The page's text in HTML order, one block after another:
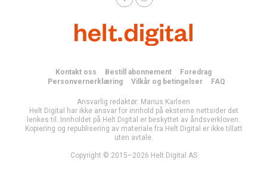
Kontakt oss Bestill abonnement
Foredrag
Personvernerklæring
Vilkår og betingelser FAQ
Ansvarlig redaktør: Marius Karlsen
Helt Digital har ikke ansvar for innhold på eksterne nettsider det
lenkes til. Innholdet på Helt Digital er beskyttet av åndsverkloven.
Kopiering og republisering av materiale fra Helt Digital er ikke tillatt
uten avtale.
Copyright © 2015–2026 Helt Digital AS